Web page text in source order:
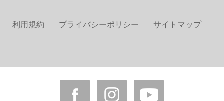
利用規約 プライバシーポリシー サイトマップ